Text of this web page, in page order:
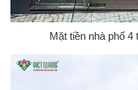
Mặt tiền nhà phố 4